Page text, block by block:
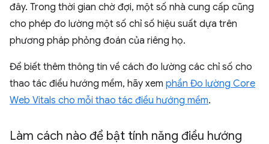
đây. Trong thời gian chờ đợi, một số nhà cung cấp cũng
cho phép đo lường một số chỉ số hiệu suất dựa trên
phương pháp phỏng đoán của riêng họ.
Để biết thêm thông tin về cách đo lường các chỉ số cho
thao tác điều hướng mềm, hãy xem phần Đo lường Core
Web Vitals cho mỗi thao tác điều hướng mềm.
Làm cách nào để bật tính năng điều hướng